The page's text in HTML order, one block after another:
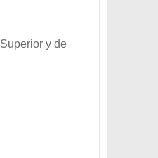
Superior y de